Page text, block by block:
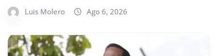
Luis Molero Ago 6, 2026